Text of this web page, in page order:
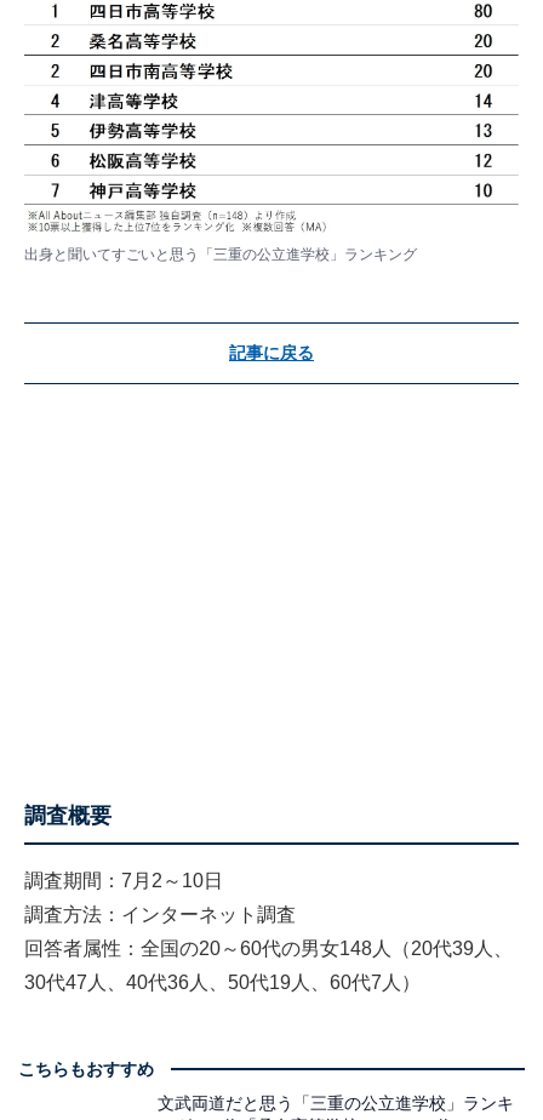
出身と聞いてすごいと思う「三重の公立進学校」ランキング
記事に戻る
調査概要
調査期間：7月2～10日
調査方法：インターネット調査
回答者属性：全国の20～60代の男女148人（20代39人、
30代47人、40代36人、50代19人、60代7人）
こちらもおすすめ
文武両道だと思う「三重の公立進学校」ランキ